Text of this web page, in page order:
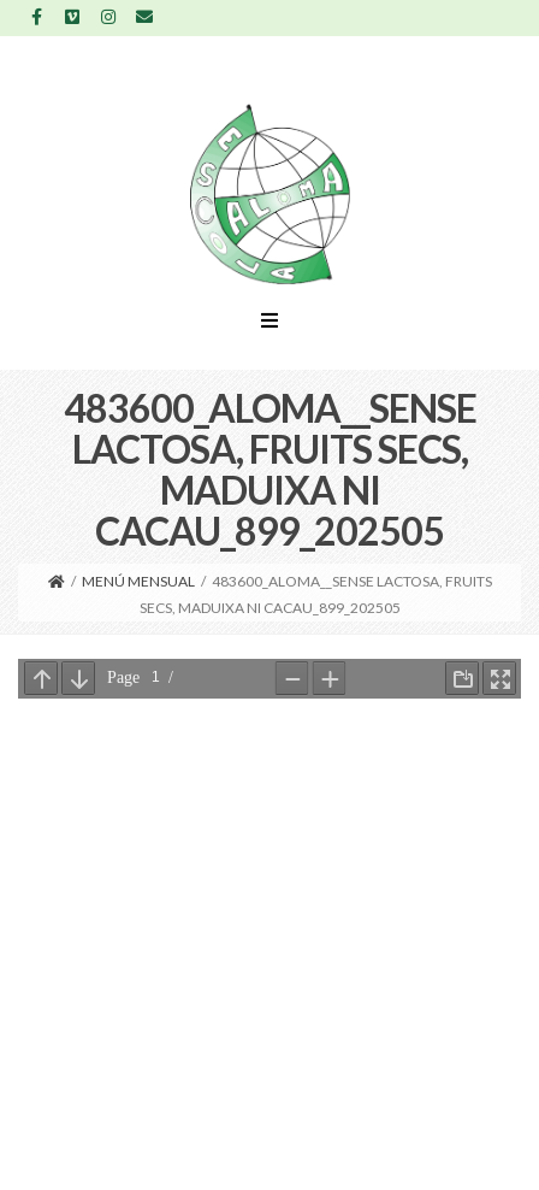
483600_ALOMA__SENSE
LACTOSA, FRUITS SECS,
MADUIXA NI
CACAU_899_202505
/ MENÚ MENSUAL / 483600_ALOMA__SENSE LACTOSA, FRUITS
SECS, MADUIXA NI CACAU_899_202505